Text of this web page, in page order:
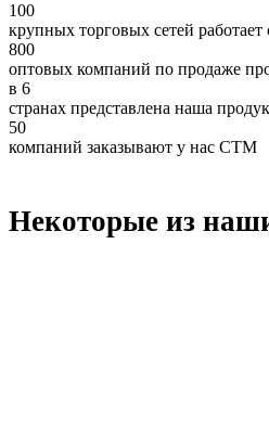
100
крупных торговых сетей работает
800
оптовых компаний по продаже
в 6
странах представлена наша
50
компаний заказывают у нас СТМ
Некоторые из